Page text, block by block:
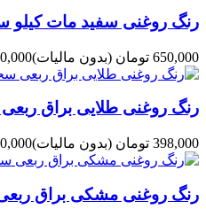
رنگ روغنی سفید مات کیلو
650,000 تومان (بدون مالیات)710,000
رنگ روغنی طلایی براق
398,000 تومان (بدون مالیات)450,000
رنگ روغنی مشکی براق